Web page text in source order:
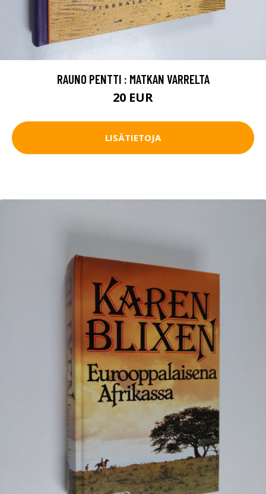
RAUNO PENTTI : MATKAN VARRELTA
20 EUR
LISÄTIETOJA